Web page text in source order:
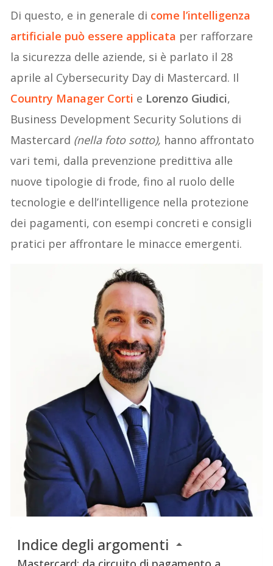
Di questo, e in generale di come l’intelligenza
artificiale può essere applicata per rafforzare
la sicurezza delle aziende, si è parlato il 28
aprile al Cybersecurity Day di Mastercard. Il
Country Manager Corti e Lorenzo Giudici,
Business Development Security Solutions di
Mastercard (nella foto sotto), hanno affrontato
vari temi, dalla prevenzione predittiva alle
nuove tipologie di frode, fino al ruolo delle
tecnologie e dell’intelligence nella protezione
dei pagamenti, con esempi concreti e consigli
pratici per affrontare le minacce emergenti.
Indice degli argomenti